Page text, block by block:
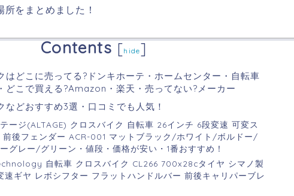
をまとめました！
Contents [hide]
はどこに売ってる?ドンキホーテ・ホームセンター・自転車
どこで買える?Amazon・楽天・売ってない?メーカー
などおすすめ3選・口コミでも人気！
ージ(ALTAGE) クロスバイク 自転車 26インチ 6段変速 可変ス
前後フェンダー ACR-001 マットブラック/ホワイト/ボルドー/
グレー/グリーン・値段・価格が安い・1番おすすめ！
自転車 クロスバイク CL266 700x28cタイヤ シマノ製
速ギヤ レボシフター フラットハンドルバー 前後キャリパーブレ